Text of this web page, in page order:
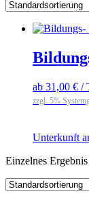
ab 31,00 € /
zzgl. 5%
Unterkunft
Einzelnes